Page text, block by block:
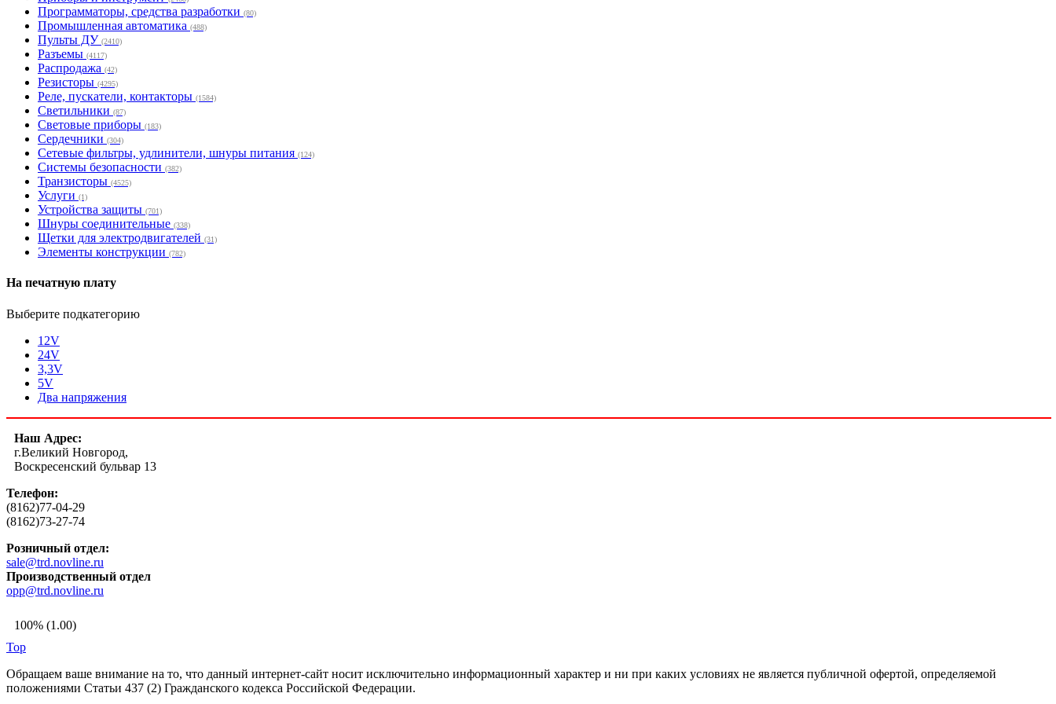
Программаторы, средства разработки (80)
Промышленная автоматика (488)
Пульты ДУ (2410)
Разъемы (4117)
Распродажа (42)
Резисторы (4295)
Реле, пускатели, контакторы (1584)
Светильники (87)
Световые приборы (183)
Сердечники (304)
Сетевые фильтры, удлинители, шнуры питания (124)
Системы безопасности (382)
Транзисторы (4525)
Услуги (1)
Устройства защиты (701)
Шнуры соединительные (338)
Щетки для электродвигателей (31)
Элементы конструкции (782)
На печатную плату
Выберите подкатегорию
12V
24V
3,3V
5V
Два напряжения
Наш Адрес:
г.Великий Новгород,
Воскресенский бульвар 13
Телефон:
(8162)77-04-29
(8162)73-27-74
Розничный отдел:
sale@trd.novline.ru
Производственный отдел
opp@trd.novline.ru
100% (1.00)
Top
Обращаем ваше внимание на то, что данный интернет-сайт носит исключительно информационный характер и ни при каких условиях не является публичной офертой, определяемой
положениями Статьи 437 (2) Гражданского кодекса Российской Федерации.